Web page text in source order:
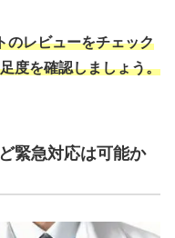
のレビューをチェック
度を確認しましょう。
緊急対応は可能か